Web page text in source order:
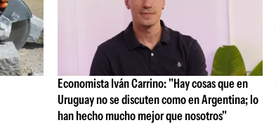
Economista Iván Carrino: "Hay cosas que en
Uruguay no se discuten como en Argentina; lo
han hecho mucho mejor que nosotros"